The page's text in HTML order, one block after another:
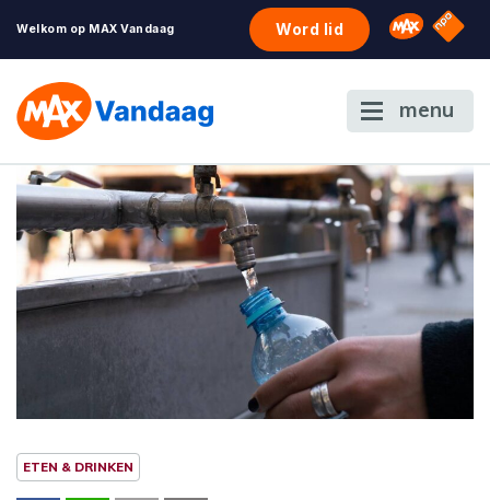
Welkom op MAX Vandaag Word lid Omroep
NPO
menu
ETEN & DRINKEN